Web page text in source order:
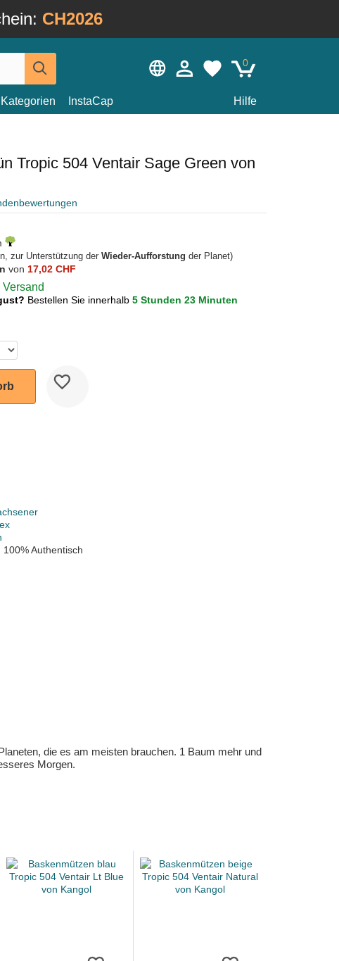
CH2026
0
Kategorien InstaCap Hilfe
Tropic 504 Ventair Sage Green von
zur Unterstützung der Wieder-Aufforstung der Planet)
von 17,02 CHF
Bestellen Sie innerhalb 5 Stunden 23 Minuten
100% Authentisch
die es am meisten brauchen. 1 Baum mehr und
Morgen.